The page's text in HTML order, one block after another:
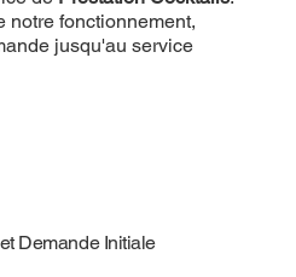
notre fonctionnement,
jusqu'au service
Demande Initiale